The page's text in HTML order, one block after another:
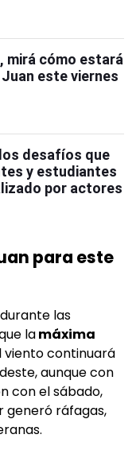
mirá cómo estará
este viernes
desafíos que
y estudiantes
por actores
para este
durante las
lamáxima
viento continuará
aunque con
con el sábado,
generó ráfagas,